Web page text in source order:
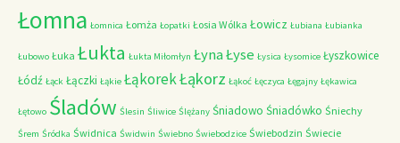
Łomna Łomnica Łomża Łopatki Łosia Wólka Łowicz Łubiana Łubianka
Łubowo Łuka Łukta Łukta Miłomłyn ŁynaŁyse Łysica Łysomice Łyszkowice
Łódź Łąck Łączki Łąkie ŁąkorekŁąkorz Łąkoć Łęczyca Łęgajny Łękawica
Łętowo Śladów Ślesin Śliwice Ślężany Śniadowo Śniadówko Śniechy
Śrem Śródka Świdnica Świdwin Świebno Świebodzice Świebodzin Świecie